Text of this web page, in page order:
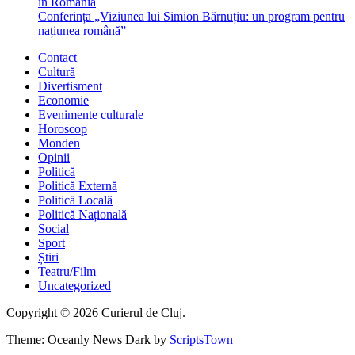
Conferința „Viziunea lui Simion Bărnuțiu: un program pentru
națiunea română”
Contact
Cultură
Divertisment
Economie
Evenimente culturale
Horoscop
Monden
Opinii
Politică
Politică Externă
Politică Locală
Politică Națională
Social
Sport
Știri
Teatru/Film
Uncategorized
Copyright © 2026 Curierul de Cluj.
Theme: Oceanly News Dark by ScriptsTown